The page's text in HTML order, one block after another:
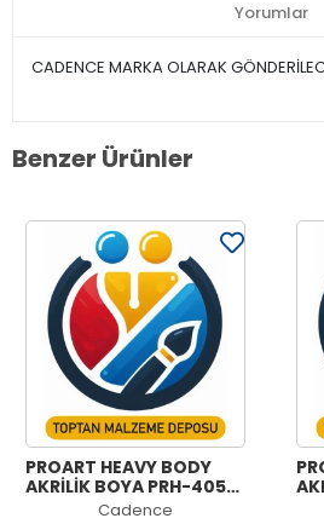
Yorumlar
CADENCE MARKA OLARAK
Benzer Ürünler
PROART HEAVY BODY
AKRİLİK BOYA PRH-405
YEŞİL 120MLCadence